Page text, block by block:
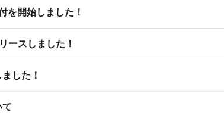
を開始しました！
ースしました！
した！